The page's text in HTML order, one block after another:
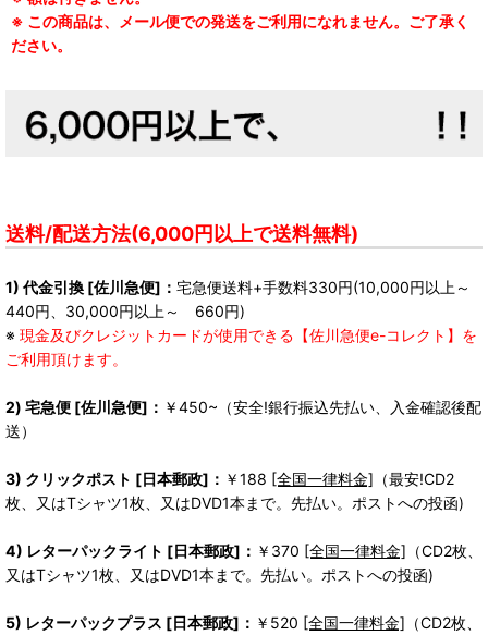
※ この商品は、メール便での発送をご利用になれません。ご了承く
ださい。
送料/配送方法(6,000円以上で送料無料)
1) 代金引換 [佐川急便]： 宅急便送料+手数料330円(10,000円以上～
440円、30,000円以上～ 660円)
※ 現金及びクレジットカードが使用できる【佐川急便e-コレクト】を
ご利用頂けます。
2) 宅急便 [佐川急便]： ￥450~（安全!銀行振込先払い、入金確認後配
送）
3) クリックポスト [日本郵政]： ￥188 [全国一律料金] （最安!CD2
枚、又はTシャツ1枚、又はDVD1本まで。先払い。ポストへの投函)
4) レターパックライト [日本郵政]： ￥370 [全国一律料金] （CD2枚、
又はTシャツ1枚、又はDVD1本まで。先払い。ポストへの投函)
5) レターパックプラス [日本郵政]： ￥520 [全国一律料金] （CD2枚、